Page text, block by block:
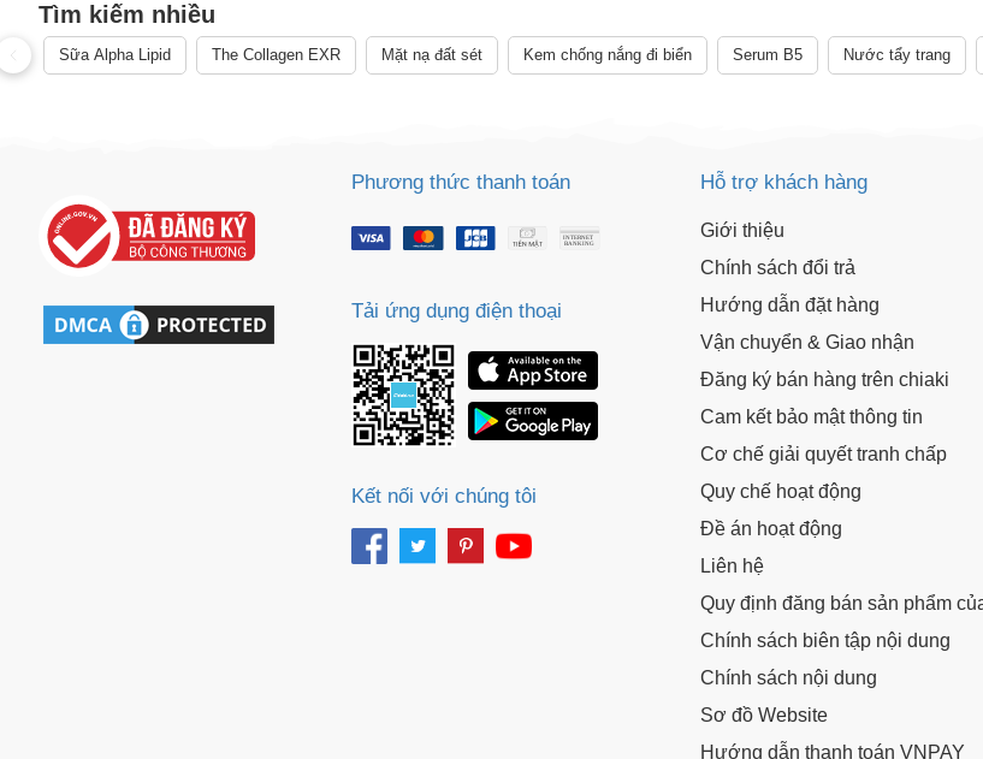
Tìm kiếm nhiều
Sữa Alpha Lipid The Collagen EXR Mặt nạ đất sét Kem chống nắng đi biển Serum B5 Nước tẩy trang
Phương thức thanh toán
Tải ứng dụng điện thoại
Kết nối với chúng tôi
Hỗ trợ khách hàng
Giới thiệu
Chính sách đổi trả
Hướng dẫn đặt hàng
Vận chuyển & Giao nhận
Đăng ký bán hàng trên chiaki
Cam kết bảo mật thông tin
Cơ chế giải quyết tranh chấp
Quy chế hoạt động
Đề án hoạt động
Liên hệ
Quy định đăng bán sản phẩm
Chính sách biên tập nội dung
Chính sách nội dung
Sơ đồ Website
Hướng dẫn thanh toán VNPAY
LẤY MÃ NGAY